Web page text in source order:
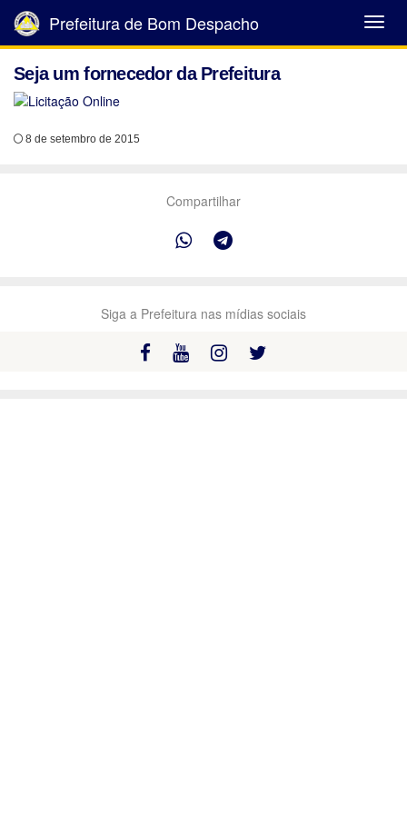
Abrir
Menu
Prefeitura de Bom Despacho
Seja um fornecedor da Prefeitura
8 de setembro de 2015
Compartilhar
Siga a Prefeitura nas mídias sociais